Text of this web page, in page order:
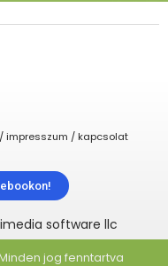
impresszum / kapcsolat
software llc
jog fenntartva